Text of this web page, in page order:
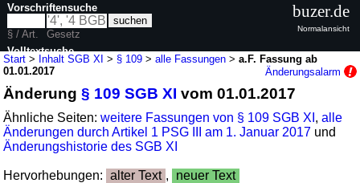
Start > Inhalt SGB XI > § 109 >alle Fassungen >a.F. Fassung ab
01.01.2017
Änderungsalarm
Änderung§ 109 SGB XI vom 01.01.2017
Ähnliche Seiten:weitere Fassungen von § 109 SGB XI ,alle
Änderungen durch Artikel 1 PSG III am 1. Januar 2017 und
Änderungshistorie des SGB XI
Hervorhebungen: alter Text , neuer Text
Vorschriftensuche
§ / Art.
Gesetz
Volltextsuche
buzer.de
Normalansicht